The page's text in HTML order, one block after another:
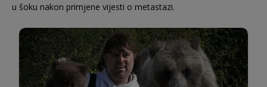
u šoku nakon primjene vijesti o metastazi.